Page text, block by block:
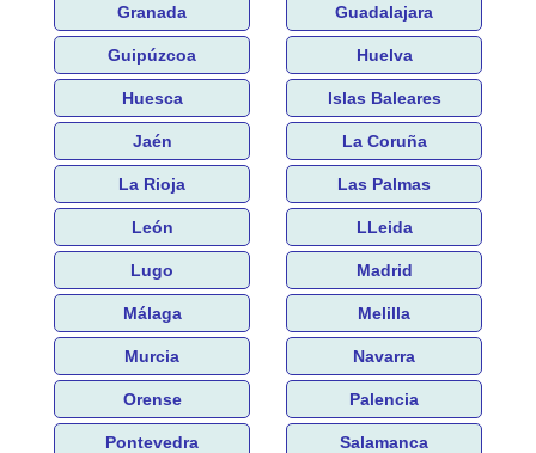
Granada Guadalajara
Guipúzcoa Huelva
Huesca Islas Baleares
Jaén La Coruña
La Rioja Las Palmas
León LLeida
Lugo Madrid
Málaga Melilla
Murcia Navarra
Orense Palencia
Pontevedra Salamanca